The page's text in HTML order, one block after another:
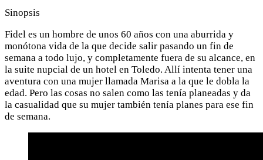
Sinopsis
Fidel es un hombre de unos 60 años con una aburrida y
monótona vida de la que decide salir pasando un fin de
semana a todo lujo, y completamente fuera de su alcance, en
la suite nupcial de un hotel en Toledo. Allí intenta tener una
aventura con una mujer llamada Marisa a la que le dobla la
edad. Pero las cosas no salen como las tenía planeadas y da
la casualidad que su mujer también tenía planes para ese fin
de semana.